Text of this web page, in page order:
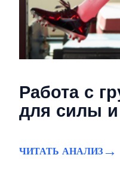
Работа с
для силы и
ЧИТАТЬ АНАЛИЗ